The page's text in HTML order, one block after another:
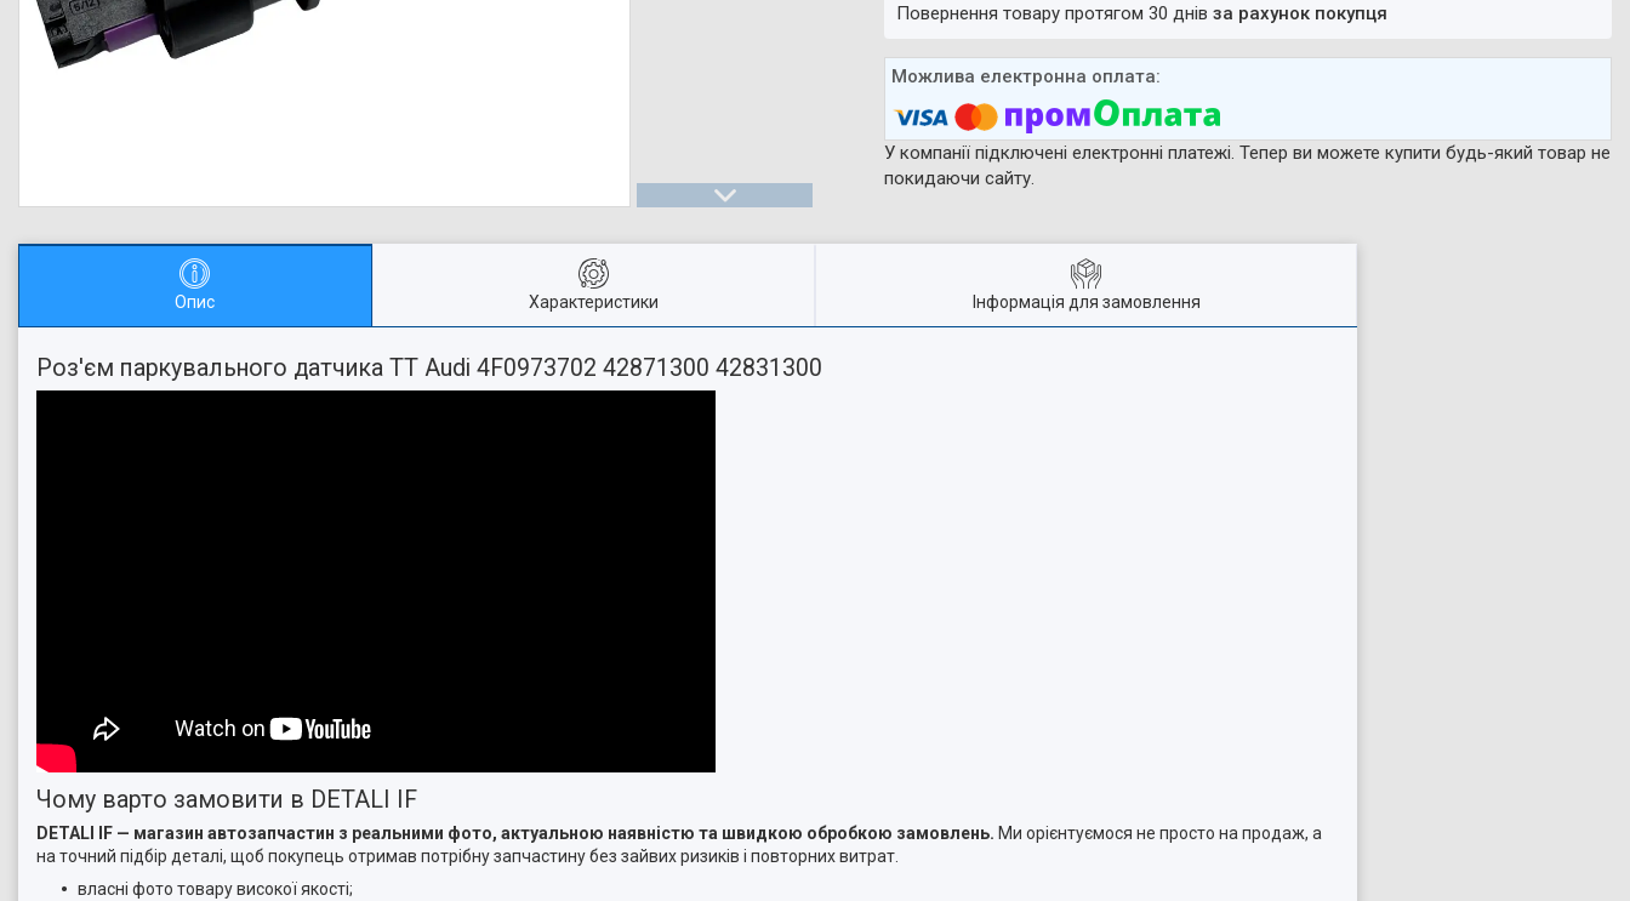
повернення товару протягом 30 днівза рахунок покупця
У компанії підключені електронні платежі. Тепер ви можете купити будь-який товар не
покидаючи сайту.
Опис Характеристики Інформація для замовлення
Роз'єм паркувального датчика TT Audi 4F0973702 42871300 42831300
Чому варто замовити в DETALI IF
DETALI IF — магазин автозапчастин з реальними фото, актуальною наявністю та швидкою обробкою замовлень. Ми орієнтуємося не просто на продаж, а
на точний підбір деталі, щоб покупець отримав потрібну запчастину без зайвих ризиків і повторних витрат.
власні фото товару високої якості;